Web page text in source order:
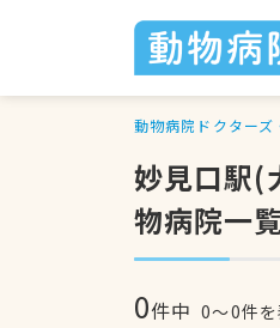
動物病院ドクターズ
妙見口駅(
物病院一
0件中 0〜0件